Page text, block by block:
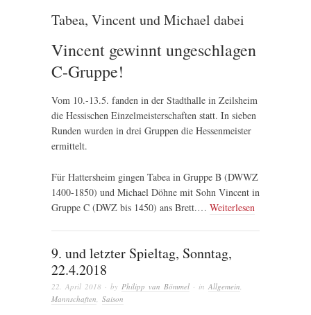
Tabea, Vincent und Michael dabei
Vincent gewinnt ungeschlagen
C-Gruppe!
Vom 10.-13.5. fanden in der Stadthalle in Zeilsheim
die Hessischen Einzelmeisterschaften statt. In sieben
Runden wurden in drei Gruppen die Hessenmeister
ermittelt.
Für Hattersheim gingen Tabea in Gruppe B (DWWZ
1400-1850) und Michael Döhne mit Sohn Vincent in
Gruppe C (DWZ bis 1450) ans Brett.… Weiterlesen
9. und letzter Spieltag, Sonntag,
22.4.2018
22. April 2018 · by Philipp van Bömmel · in Allgemein,
Mannschaften, Saison